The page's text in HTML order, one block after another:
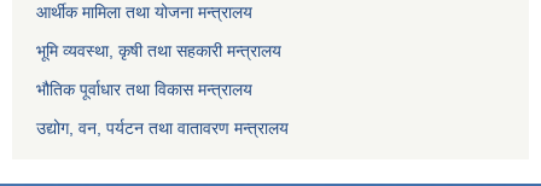
आर्थीक मामिला तथा योजना मन्त्रालय
भूमि व्यवस्था, कृषी तथा सहकारी मन्त्रालय
भौतिक पूर्वाधार तथा विकास मन्त्रालय
उद्योग, वन, पर्यटन तथा वातावरण मन्त्रालय